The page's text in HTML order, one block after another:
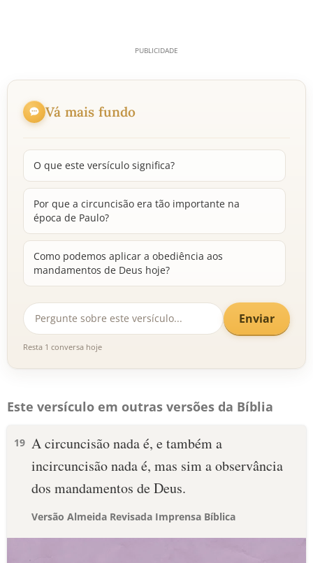
Vá mais fundo
O que este versículo significa?
Por que a circuncisão era tão importante na
época de Paulo?
Como podemos aplicar a obediência aos
mandamentos de Deus hoje?
Enviar
Resta 1 conversa hoje
Este versículo em outras versões da Bíblia
19 A circuncisão nada é, e também a
incircuncisão nada é, mas sim a observância
dos mandamentos de Deus.
Versão Almeida Revisada Imprensa Bíblica